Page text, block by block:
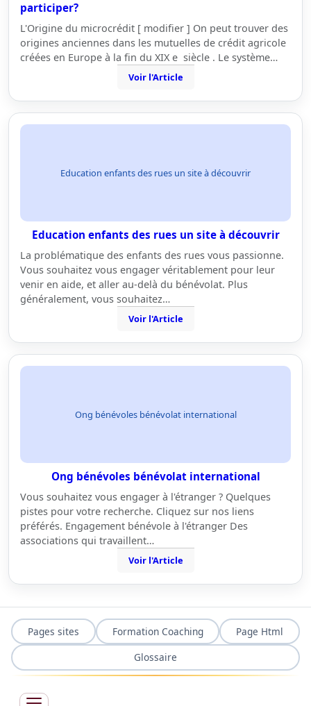
participer?
L'Origine du microcrédit [ modifier ] On peut trouver des
origines anciennes dans les mutuelles de crédit agricole
créées en Europe à la fin du XIX e siècle . Le système…
Voir l'Article
Education enfants des rues un site à découvrir
Education enfants des rues un site à découvrir
La problématique des enfants des rues vous passionne.
Vous souhaitez vous engager véritablement pour leur
venir en aide, et aller au-delà du bénévolat. Plus
généralement, vous souhaitez…
Voir l'Article
Ong bénévoles bénévolat international
Ong bénévoles bénévolat international
Vous souhaitez vous engager à l'étranger ? Quelques
pistes pour votre recherche. Cliquez sur nos liens
préférés. Engagement bénévole à l'étranger Des
associations qui travaillent…
Voir l'Article
Pages sites Formation Coaching
Page Html
Glossaire